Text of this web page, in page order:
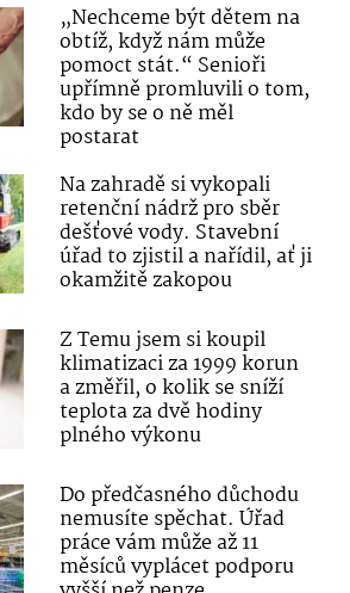
„Nechceme být dětem na
obtíž, když nám může
pomoct stát.“ Senioři
upřímně promluvili o tom,
kdo by se o ně měl
postarat
Na zahradě si vykopali
retenční nádrž pro sběr
dešťové vody. Stavební
úřad to zjistil a nařídil, ať ji
okamžitě zakopou
Z Temu jsem si koupil
klimatizaci za 1999 korun
a změřil, o kolik se sníží
teplota za dvě hodiny
plného výkonu
Do předčasného důchodu
nemusíte spěchat. Úřad
práce vám může až 11
měsíců vyplácet podporu